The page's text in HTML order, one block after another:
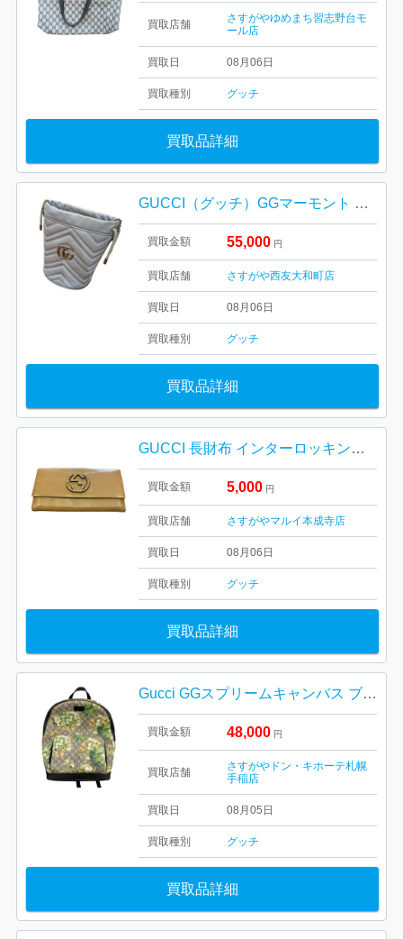
買取店舗
さすがやゆめまち習志野台モ
ール店
買取日 08月06日
買取種別 グッチ
買取品詳細
GUCCI（グッチ）GGマーモント バケットバッグ
買取金額 55,000 円
買取店舗 さすがや西友大和町店
買取日 08月06日
買取種別 グッチ
買取品詳細
GUCCI 長財布 インターロッキング GG 428740
買取金額 5,000 円
買取店舗 さすがやマルイ本成寺店
買取日 08月06日
買取種別 グッチ
買取品詳細
Gucci GGスプリームキャンバス ブルームスプリント バックパック
買取金額 48,000 円
買取店舗
さすがやドン・キホーテ札幌
手稲店
買取日 08月05日
買取種別 グッチ
買取品詳細